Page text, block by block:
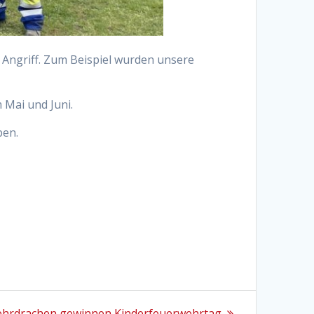
Zum Beispiel wurden unsere
und Juni.